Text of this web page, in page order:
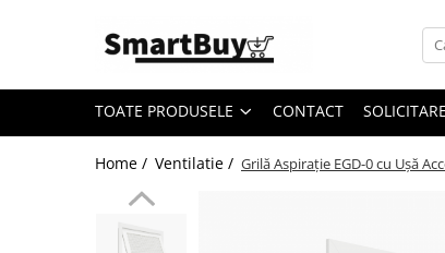
Toate Produsele
Aer Conditionat
Materiale Climatizare
Benzi Izolatoare
TOATE PRODUSELE CONTACT
Home / Ventilatie / Grilă Aspirație EGD-0 cu Ușă